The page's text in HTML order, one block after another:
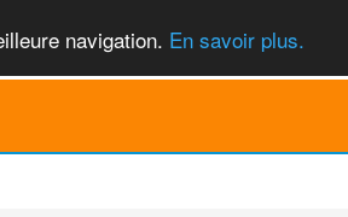
navigation. En savoir plus.